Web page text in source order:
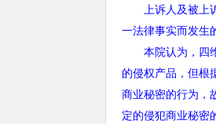
上诉人及被上诉
一法律事实而发生
本院认为，四维
的侵权产品，但根
商业秘密的行为，
定的侵犯商业秘密